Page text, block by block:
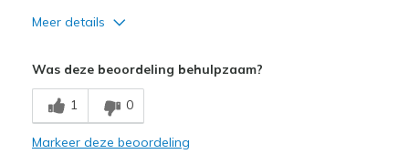
Meer details
Was deze beoordeling behulpzaam?
1 0
Markeer deze beoordeling